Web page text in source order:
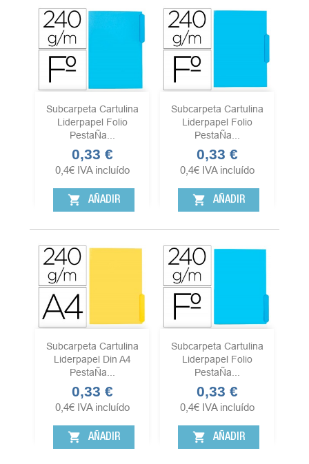
Subcarpeta Cartulina
Liderpapel Folio
PestaÑa...
Precio
0,33 €
0,4€ IVA incluído
shopping_cart AÑADIR
Subcarpeta Cartulina
Liderpapel Folio
PestaÑa...
Precio
0,33 €
0,4€ IVA incluído
shopping_cart AÑADIR
Subcarpeta Cartulina
Liderpapel Din A4
PestaÑa...
Precio
0,33 €
0,4€ IVA incluído
shopping_cart AÑADIR
Subcarpeta Cartulina
Liderpapel Folio
PestaÑa...
Precio
0,33 €
0,4€ IVA incluído
shopping_cart AÑADIR